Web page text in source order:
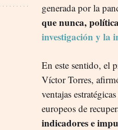
generada por la
que nunca,
investigación y la
En este sentido, el
Víctor Torres,
ventajas
europeos de
indicadores e